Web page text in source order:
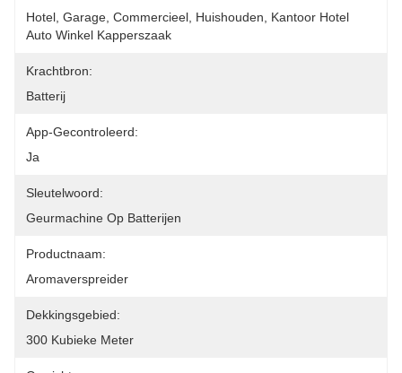
Hotel, Garage, Commercieel, Huishouden, Kantoor Hotel
Auto Winkel Kapperszaak
Krachtbron:
Batterij
App-Gecontroleerd:
Ja
Sleutelwoord:
Geurmachine Op Batterijen
Productnaam:
Aromaverspreider
Dekkingsgebied:
300 Kubieke Meter